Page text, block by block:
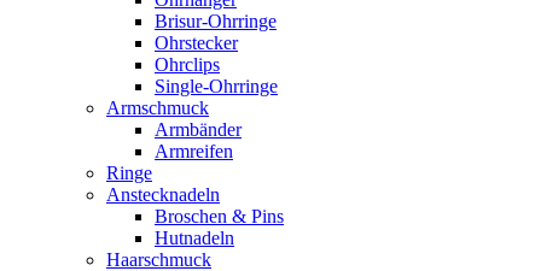
Brisur-Ohrringe
Ohrstecker
Ohrclips
Single-Ohrringe
Armschmuck
Armbänder
Armreifen
Ringe
Anstecknadeln
Broschen & Pins
Hutnadeln
Haarschmuck